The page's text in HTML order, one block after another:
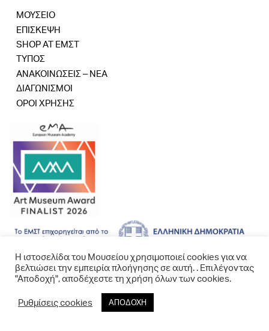
ΜΟΥΣΕΙΟ
ΕΠΙΣΚΕΨΗ
SHOP AT ΕΜΣΤ
ΤΥΠΟΣ
ΑΝΑΚΟΙΝΩΣΕΙΣ – ΝΕΑ
ΔΙΑΓΩΝΙΣΜΟΙ
ΟΡΟΙ ΧΡΗΣΗΣ
Η ιστοσελίδα του Μουσείου χρησιμοποιεί cookies για να
βελτιώσει την εμπειρία πλοήγησης σε αυτή. . Επιλέγοντας
"Αποδοχή", αποδέχεστε τη χρήση όλων των cookies.
Ρυθμίσεις cookies ΑΠΟΔΟΧΗ